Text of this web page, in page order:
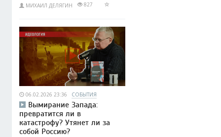
МИХАИЛ ДЕЛЯГИН 827
06.02.2026 23:36 СОБЫТИЯ
Вымирание Запада:
превратится ли в
катастрофу? Утянет ли за
собой Россию?